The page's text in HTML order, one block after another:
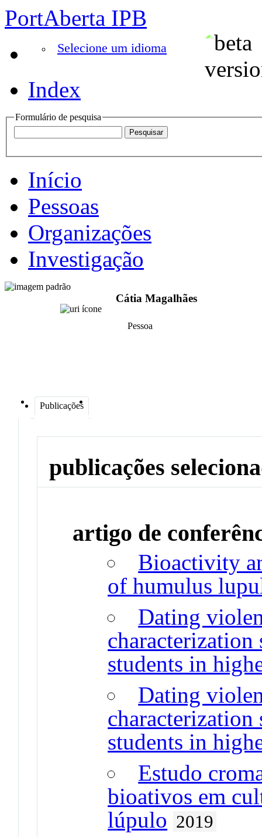
PortAberta IPB
Selecione um idioma
Index
Formulário de pesquisa
Início
Pessoas
Organizações
Investigação
Cátia Magalhães
Pessoa
Publicações
publicações
artigo de
Bioactivity
of humulus
Dating
students in
Dating
students in
Estudo
bioativos em
lúpulo 2019